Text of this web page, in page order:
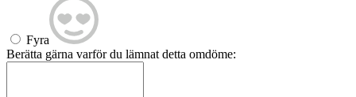
Fyra
Berätta gärna varför du lämnat detta omdöme: